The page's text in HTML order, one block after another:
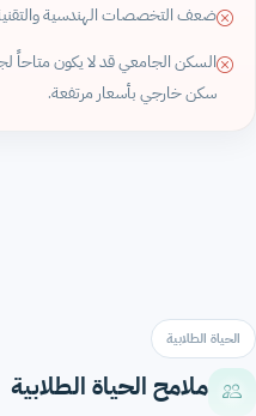
ضعف التخصصات الهندسية
السكن الجامعي قد لا يكون متاحاً
سكن خارجي بأسعار مرتفعة.
الحياة الطلابية
ملامح الحياة الطلابية